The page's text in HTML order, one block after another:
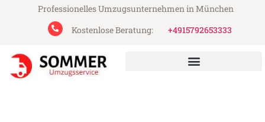
Professionelles Umzugsunternehmen in München
Kostenlose Beratung:
+4915792653333